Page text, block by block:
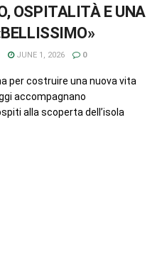
OSPITALITÀ E UNA
JUNE 1, 2026 0
per costruire una nuova vita
accompagnano
alla scoperta dell’isola